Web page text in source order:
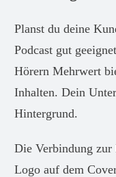
Planst du deine
Podcast gut
Hörern Mehrwert
Inhalten. Dein
Hintergrund.
Die Verbindung
Logo auf dem